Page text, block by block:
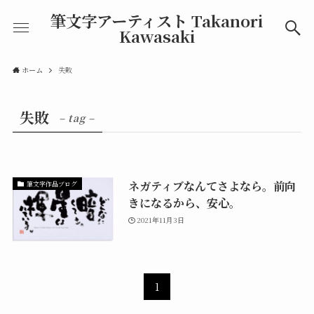
筆文字アーティスト Takanori
Kawasaki
ホーム 失敗
失敗 – tag –
筆文字作品ブログ
ネガティブなんてさよなら。前向
きになるから、安心。
2021年11月3日
1